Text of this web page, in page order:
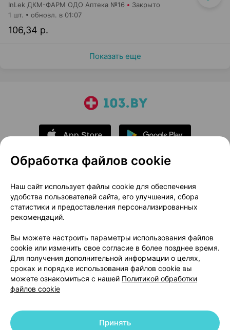
InLek ДКМ-ФАРМ ОДО Аптека №16 Закрыто
106,34 р.
1 шт. обновл. в 01:07
Показать еще
О проекте
Новости проекта
Размещение рекламы
Медицинский маркетинг
Публичный договор
Доставка
Способы оплаты
Вакансии
Партнеры
Написать руководителю 103.by
Написать в поддержку
Персональные настройки Cookie
Обработка файлов cookie
Наш сайт использует файлы cookie для обеспечения
удобства пользователей сайта, его улучшения, сбора
статистики и предоставления персонализированных
рекомендаций.
Вы можете настроить параметры использования файлов
cookie или изменить свое согласие в более позднее время.
Для получения дополнительной информации о целях,
сроках и порядке использования файлов cookie вы
можете ознакомиться с нашей Политикой обработки
файлов cookie
Принять